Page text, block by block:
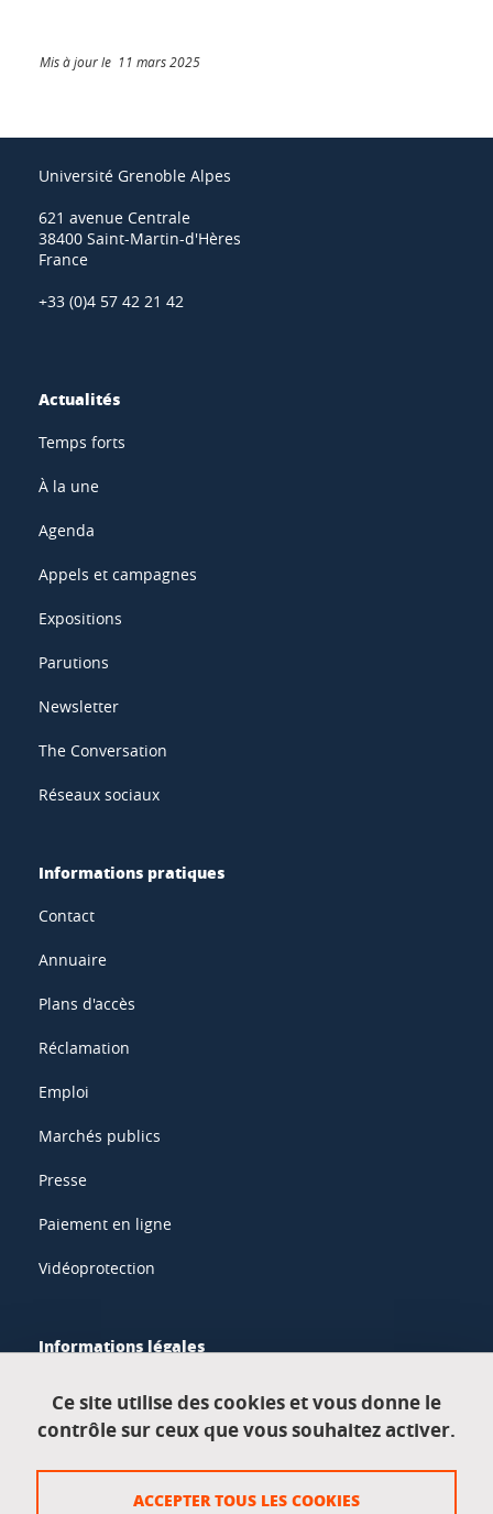
Mis à jour le 11 mars 2025
Université Grenoble Alpes
621 avenue Centrale
38400 Saint-Martin-d'Hères
France
+33 (0)4 57 42 21 42
Actualités
Temps forts
À la une
Agenda
Appels et campagnes
Expositions
Parutions
Newsletter
The Conversation
Réseaux sociaux
Informations pratiques
Contact
Annuaire
Plans d'accès
Réclamation
Emploi
Marchés publics
Presse
Paiement en ligne
Vidéoprotection
Informations légales
Données personnelles
Crédits
Ce site utilise des cookies et vous donne le
contrôle sur ceux que vous souhaitez activer.
ACCEPTER TOUS LES COOKIES